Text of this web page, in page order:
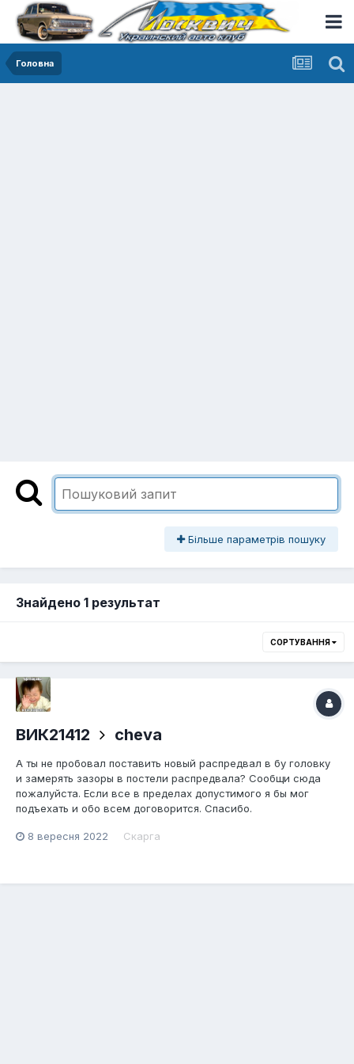
Головна
Більше параметрів пошуку
Знайдено 1 результат
СОРТУВАННЯ
ВИК21412 cheva
А ты не пробовал поставить новый распредвал в бу головку
и замерять зазоры в постели распредвала? Сообщи сюда
пожалуйста. Если все в пределах допустимого я бы мог
подъехать и обо всем договорится. Спасибо.
8 вересня 2022 Скарга